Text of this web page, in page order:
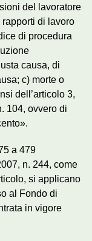
del lavoratore
di lavoro
di procedura
causa, di
c) morte o
dell’articolo 3,
104, ovvero di
a 479
n. 244, come
si applicano
al Fondo di
in vigore